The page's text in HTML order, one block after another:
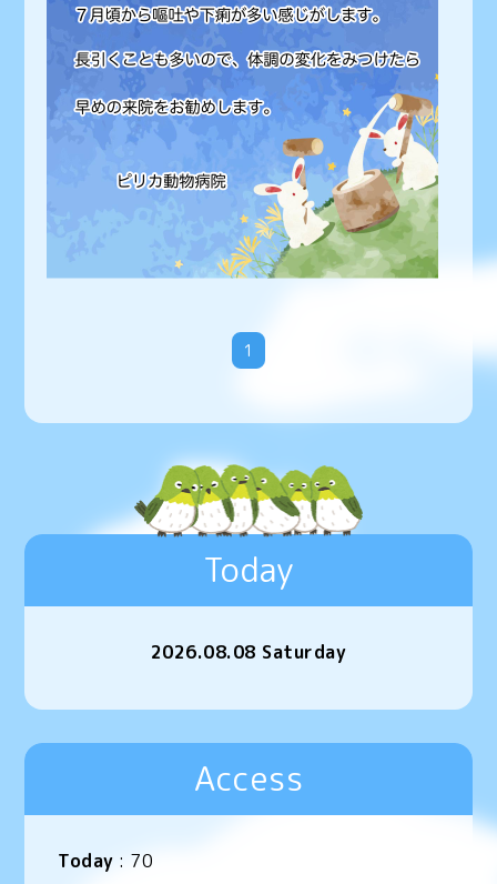
1
Today
2026.08.08 Saturday
Access
Today : 70